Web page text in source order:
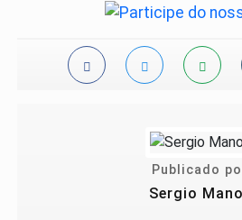
Publicado
Sergio